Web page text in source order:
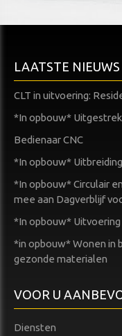
LAATSTE NIEUWS
CLT in uitvoering:
*In opbouw*
Bedienaar CNC
*In opbouw*
*In opbouw* Circulair
mee aan Dagverblijf
*In opbouw*
*in opbouw* Wonen in
gezonde materialen
VOOR U
Diensten